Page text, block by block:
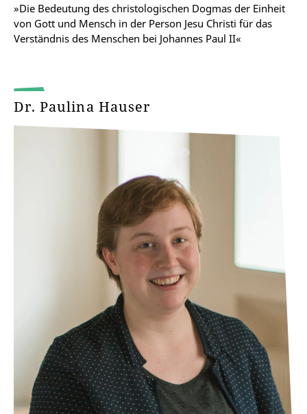
»Die Bedeutung des christologischen Dogmas der Einheit
von Gott und Mensch in der Person Jesu Christi für das
Verständnis des Menschen bei Johannes Paul II«
Dr. Paulina Hauser